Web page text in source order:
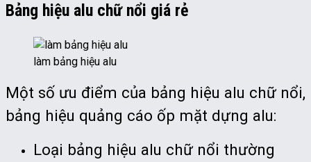
Bảng hiệu alu chữ nổi giá rẻ
làm bảng hiệu alu
Một số ưu điểm của bảng hiệu alu chữ nổi,
bảng hiệu quảng cáo ốp mặt dựng alu:
Loại bảng hiệu alu chữ nổi thường